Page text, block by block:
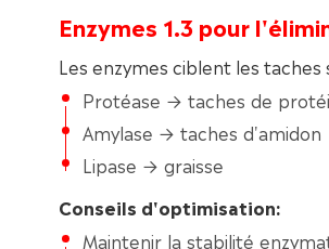
Enzymes 1.3 pour
Les enzymes ciblent les taches
Protéase → taches de
Amylase → taches d'amidon
Lipase → graisse
Conseils d'optimisation:
Maintenir la stabilité